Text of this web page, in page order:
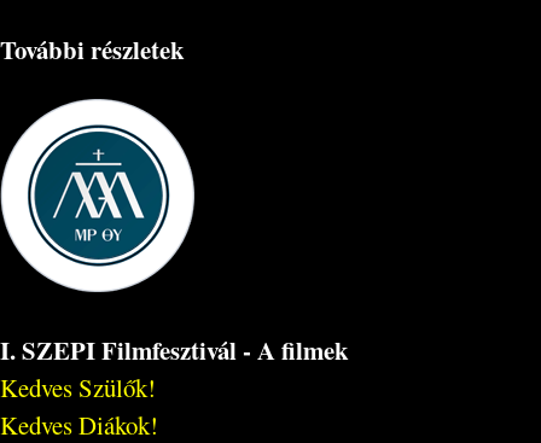
További részletek
I. SZEPI Filmfesztivál - A filmek
Kedves Szülők!
Kedves Diákok!